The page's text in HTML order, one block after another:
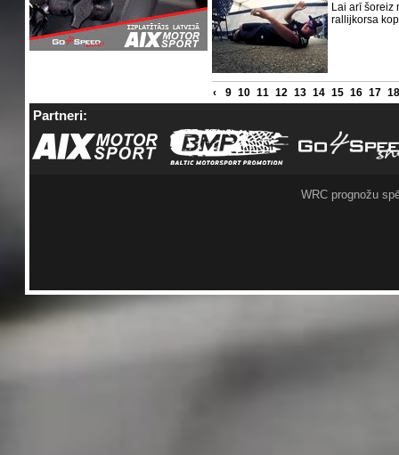
Lai arī šoreiz
rallijkorsa
‹ 9 10 11 12 13 14 15 16 17
Partneri:
WRC prognožu